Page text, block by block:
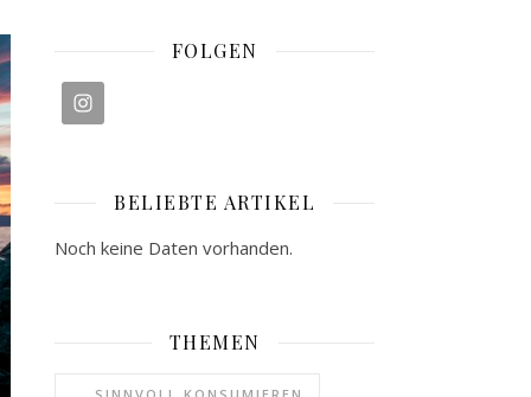
FOLGEN
BELIEBTE ARTIKEL
Noch keine Daten vorhanden.
THEMEN